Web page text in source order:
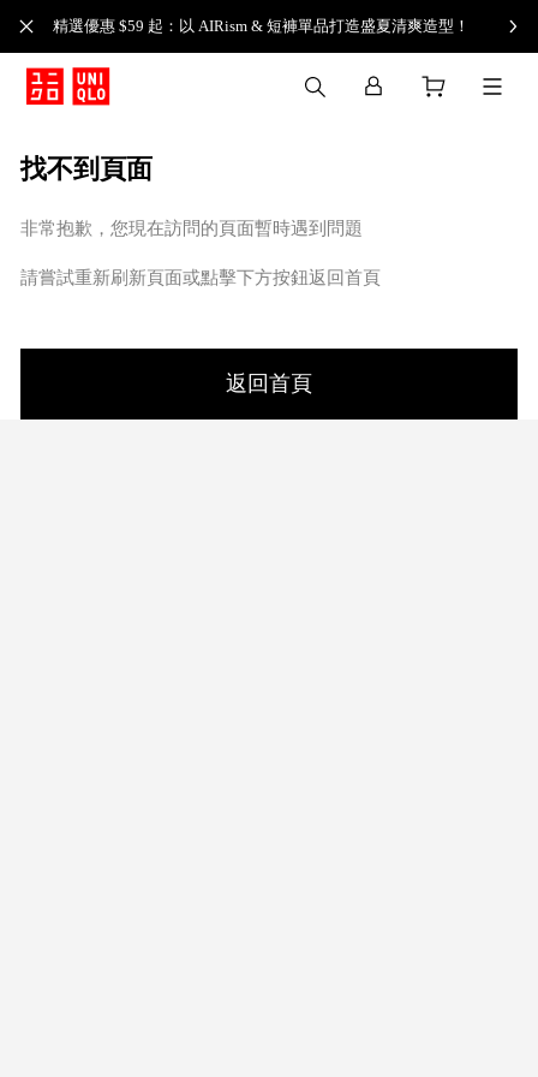
精選優惠 $59 起：以 AIRism & 短褲單品打造盛夏清爽造型！
找不到頁面
非常抱歉，您現在訪問的頁面暫時遇到問題
請嘗試重新刷新頁面或點擊下方按鈕返回首頁
返回首頁